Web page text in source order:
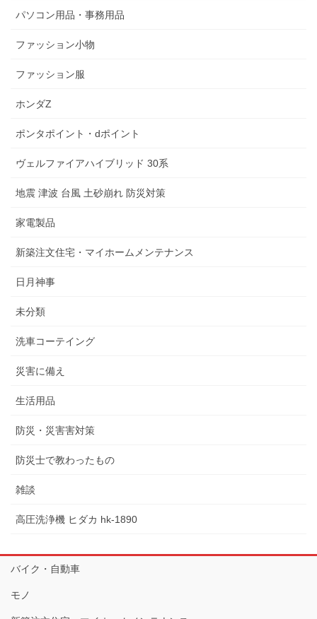
パソコン用品・事務用品
ファッション小物
ファッション服
ホンダZ
ポンタポイント・dポイント
ヴェルファイアハイブリッド 30系
地震 津波 台風 土砂崩れ 防災対策
家電製品
新築注文住宅・マイホームメンテナンス
日月神事
未分類
洗車コーテイング
災害に備え
生活用品
防災・災害害対策
防災士で教わったもの
雑談
高圧洗浄機 ヒダカ hk-1890
バイク・自動車
モノ